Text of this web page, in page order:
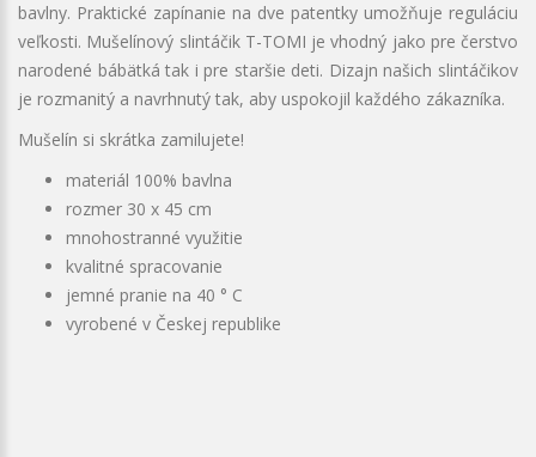
bavlny. Praktické zapínanie na dve patentky umožňuje reguláciu
veľkosti. Mušelínový slintáčik T-TOMI je vhodný jako pre čerstvo
narodené bábätká tak i pre staršie deti. Dizajn našich slintáčikov
je rozmanitý a navrhnutý tak, aby uspokojil každého zákazníka.
Mušelín si skrátka zamilujete!
materiál 100% bavlna
rozmer 30 x 45 cm
mnohostranné využitie
kvalitné spracovanie
jemné pranie na 40 ° C
vyrobené v Českej republike